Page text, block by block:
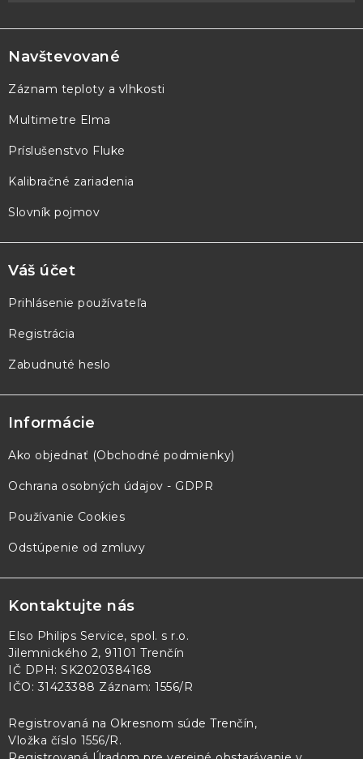
á
p
ä
e
Navštevované
Záznam teploty a vlhkosti
Multimetre Elma
Príslušenstvo Fluke
Kalibračné zariadenia
Slovník pojmov
Váš účet
Prihlásenie používateľa
Registrácia
Zabudnuté heslo
Informácie
Ako objednať (Obchodné podmienky)
Ochrana osobných údajov - GDPR
Používanie Cookies
Odstúpenie od zmluvy
Kontaktujte nás
Elso Philips Service, spol. s r.o.
Jilemnického 2, 91101 Trenčín
IČ DPH: SK2020384168
IČO: 31423388 Záznam: 1556/R
Registrovaná na Okresnom súde Trenčín,
Vložka číslo 1556/R.